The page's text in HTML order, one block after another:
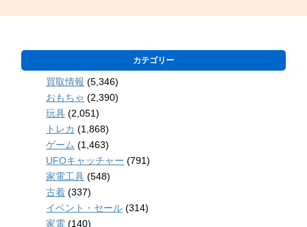
カテゴリー
買取情報 (5,346)
おもちゃ (2,390)
玩具 (2,051)
トレカ (1,868)
ゲーム (1,463)
UFOキャッチャー (791)
家電工具 (548)
古着 (337)
イベント・セール (314)
家電 (140)